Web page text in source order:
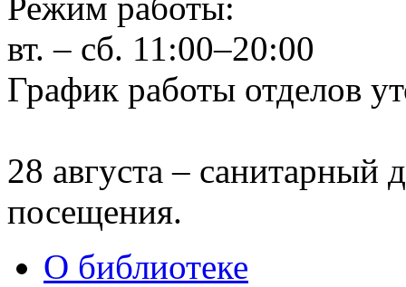
вт. – сб. 11:00–20:00
График работы отделов
28 августа – санитарный
посещения.
О библиотеке